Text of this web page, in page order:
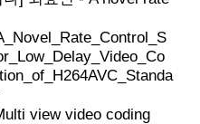
view video coding